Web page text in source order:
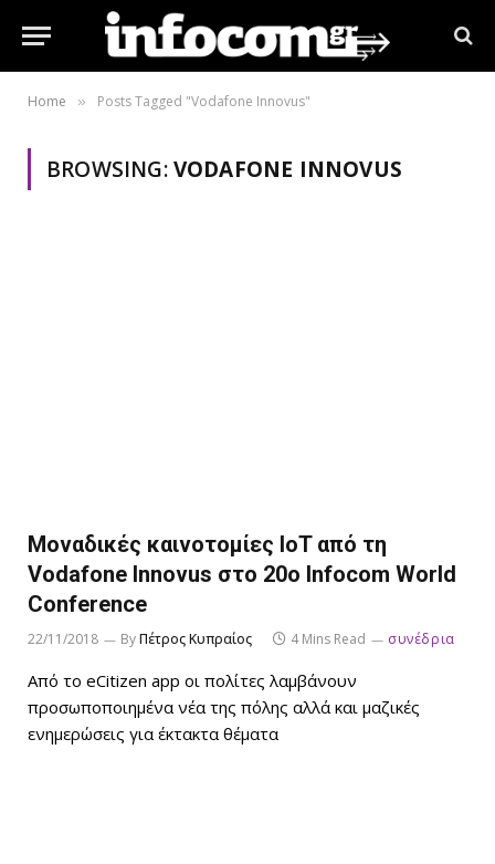
Home » Posts Tagged "Vodafone Innovus"
BROWSING:VODAFONE INNOVUS
Μοναδικές καινοτομίες IoT από τη
Vodafone Innovus στο 20ο Infocom World
Conference
22/11/2018 ByΠέτρος Κυπραίος 4 Mins Read συνέδρια
Από το eCitizen app οι πολίτες λαμβάνουν
προσωποποιημένα νέα της πόλης αλλά και μαζικές
ενημερώσεις για έκτακτα θέματα